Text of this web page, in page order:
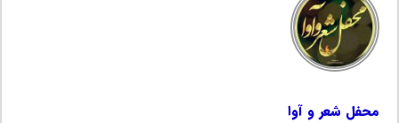
محفل شعر و آوا